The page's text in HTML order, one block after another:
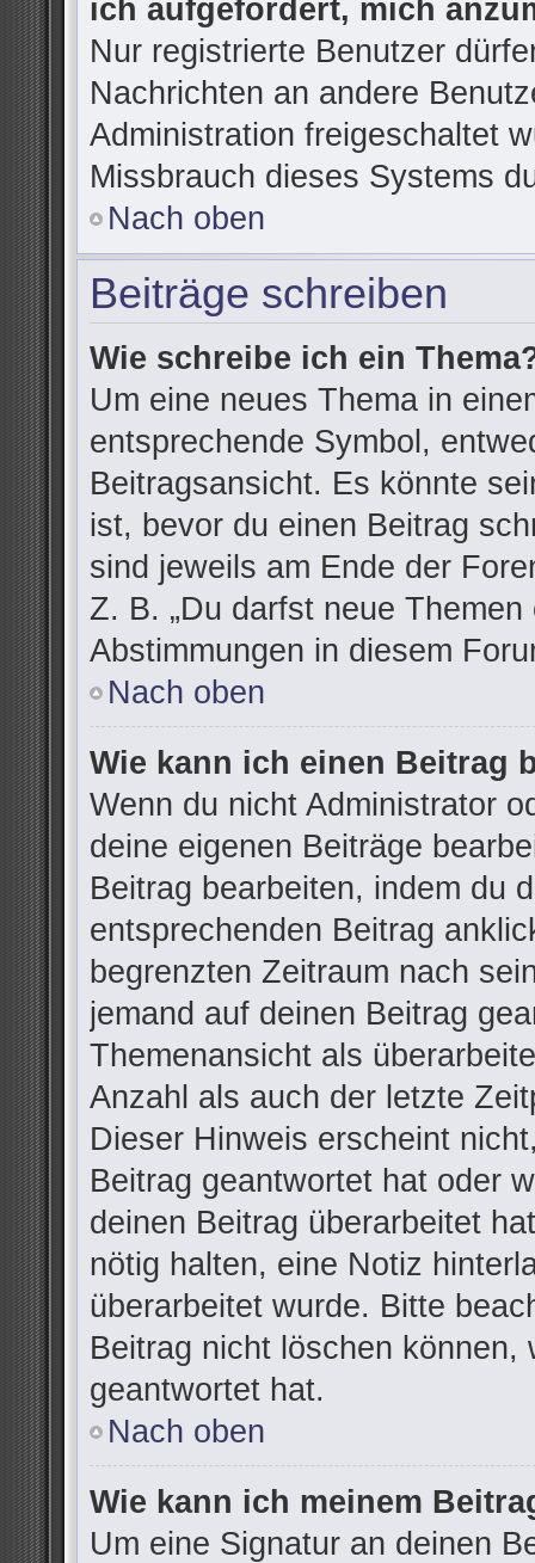
ich aufgefordert, mich
Nur registrierte Benutzer
Nachrichten an andere
Administration freigeschaltet
Missbrauch dieses Systems
Nach oben
Beiträge schreiben
Wie schreibe ich ein
Um eine neues Thema in
entsprechende Symbol,
Beitragsansicht. Es könnte
ist, bevor du einen Beitrag
sind jeweils am Ende der
Z. B. „Du darfst neue Themen
Abstimmungen in diesem
Nach oben
Wie kann ich einen Beitrag
Wenn du nicht Administrator
deine eigenen Beiträge
Beitrag bearbeiten, indem du
entsprechenden Beitrag
begrenzten Zeitraum nach
jemand auf deinen Beitrag
Themenansicht als
Anzahl als auch der letzte
Dieser Hinweis erscheint
Beitrag geantwortet hat oder
deinen Beitrag überarbeitet
nötig halten, eine Notiz
überarbeitet wurde. Bitte
Beitrag nicht löschen können,
geantwortet hat.
Nach oben
Wie kann ich meinem
Um eine Signatur an deinen